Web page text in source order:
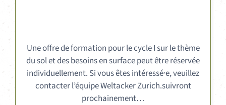
Une offre de formation pour le cycle I sur le thème
du sol et des besoins en surface peut être réservée
individuellement. Si vous êtes intéressé·e, veuillez
contacter l’équipe Weltacker Zurich.suivront
prochainement…